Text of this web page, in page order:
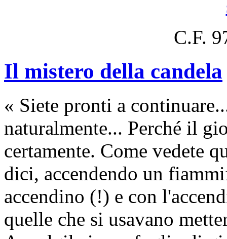
C.F.
Il mistero della candela
« Siete pronti a
naturalmente... Perché il
certamente. Come vedete
dici, accendendo un
accendino (!) e con
quelle che si usa­vano